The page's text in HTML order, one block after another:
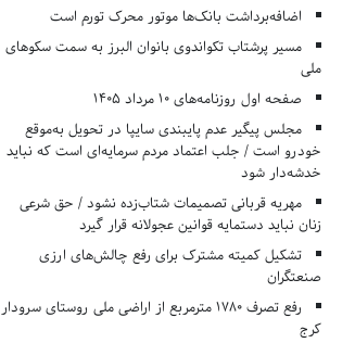
اضافه‌برداشت بانک‌ها موتور محرک تورم است
مسیر پرشتاب تکواندوی بانوان البرز به سمت سکوهای
ملی
صفحه اول روزنامه‌های 10 مرداد 1405
مجلس پیگیر عدم پایبندی سایپا در تحویل به‌موقع
خودرو است / جلب اعتماد مردم سرمایه‌ای است که نباید
خدشه‌دار شود
مهریه قربانی تصمیمات شتاب‌زده نشود / حق شرعی
زنان نباید دستمایه قوانین عجولانه قرار گیرد
تشکیل کمیته مشترک برای رفع چالش‌های ارزی
صنعتگران
رفع تصرف ۱۷۸۰ مترمربع از اراضی ملی روستای سرودار
کرج